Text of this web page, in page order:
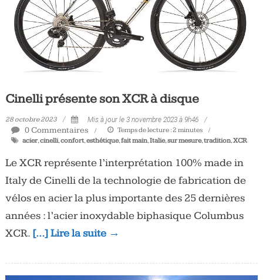
Cinelli présente son XCR à disque
28 octobre 2023 Mis à jour le 3 novembre 2023 à 9h46
0 Commentaires Temps de lecture :2 minutes
acier,cinelli,confort,esthétique,fait main,Italie,sur mesure,tradition,XCR
Le XCR représente l’interprétation 100% made in
Italy de Cinelli de la technologie de fabrication de
vélos en acier la plus importante des 25 dernières
années : l’acier inoxydable biphasique Columbus
XCR. […] Lire la suite →